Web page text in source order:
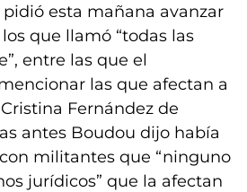
esta mañana avanzar
que llamó “todas las
entre las que el
las que afectan a
Fernández de
antes Boudou dijo había
militantes que “ninguno
jurídicos” que la afectan